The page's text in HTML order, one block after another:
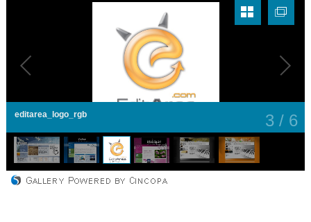
3 / 6
editarea_logo_rgb